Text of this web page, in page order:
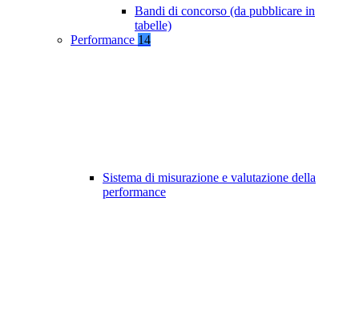
Bandi di concorso (da pubblicare in
tabelle)
Performance 14
Sistema di misurazione e valutazione della
performance